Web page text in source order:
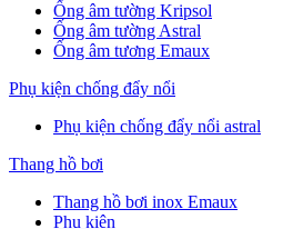
Ống âm tường Kripsol
Ống âm tường Astral
Ống âm tương Emaux
Phụ kiện chống đẩy nổi
Phụ kiện chống đẩy nổi astral
Thang hồ bơi
Thang hồ bơi inox Emaux
Phụ kiện